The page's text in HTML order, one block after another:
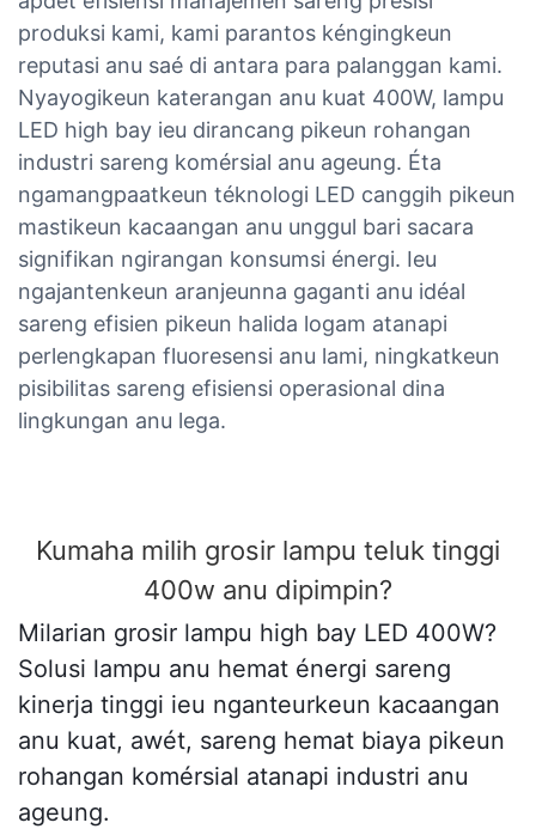
produksi kami, kami parantos kéngingkeun
reputasi anu saé di antara para palanggan kami.
Nyayogikeun katerangan anu kuat 400W, lampu
LED high bay ieu dirancang pikeun rohangan
industri sareng komérsial anu ageung. Éta
ngamangpaatkeun téknologi LED canggih pikeun
mastikeun kacaangan anu unggul bari sacara
signifikan ngirangan konsumsi énergi. Ieu
ngajantenkeun aranjeunna gaganti anu idéal
sareng efisien pikeun halida logam atanapi
perlengkapan fluoresensi anu lami, ningkatkeun
pisibilitas sareng efisiensi operasional dina
lingkungan anu lega.
Kumaha milih grosir lampu teluk tinggi
400w anu dipimpin?
Milarian grosir lampu high bay LED 400W?
Solusi lampu anu hemat énergi sareng
kinerja tinggi ieu nganteurkeun kacaangan
anu kuat, awét, sareng hemat biaya pikeun
rohangan komérsial atanapi industri anu
ageung.